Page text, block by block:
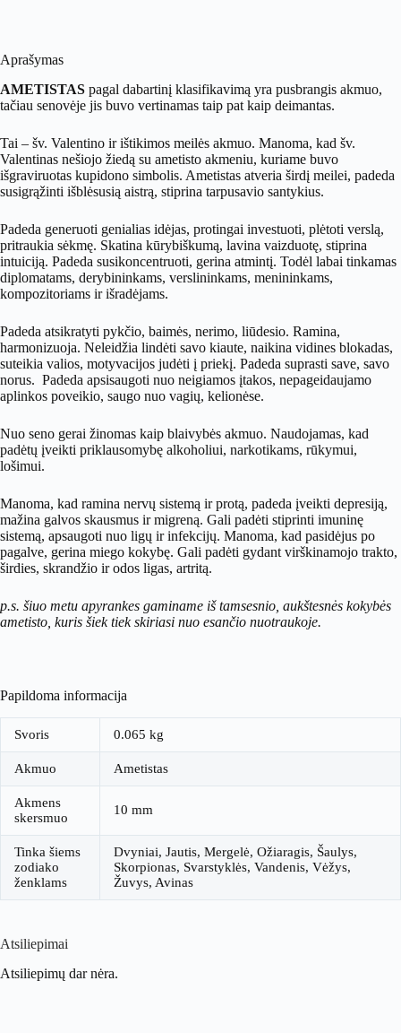
Aprašymas
AMETISTAS pagal dabartinį klasifikavimą yra pusbrangis akmuo,
tačiau senovėje jis buvo vertinamas taip pat kaip deimantas.
Tai – šv. Valentino ir ištikimos meilės akmuo. Manoma, kad šv.
Valentinas nešiojo žiedą su ametisto akmeniu, kuriame buvo
išgraviruotas kupidono simbolis. Ametistas atveria širdį meilei, padeda
susigrąžinti išblėsusią aistrą, stiprina tarpusavio santykius.
Padeda generuoti genialias idėjas, protingai investuoti, plėtoti verslą,
pritraukia sėkmę. Skatina kūrybiškumą, lavina vaizduotę, stiprina
intuiciją. Padeda susikoncentruoti, gerina atmintį. Todėl labai tinkamas
diplomatams, derybininkams, verslininkams, menininkams,
kompozitoriams ir išradėjams.
Padeda atsikratyti pykčio, baimės, nerimo, liūdesio. Ramina,
harmonizuoja. Neleidžia lindėti savo kiaute, naikina vidines blokadas,
suteikia valios, motyvacijos judėti į priekį. Padeda suprasti save, savo
norus. Padeda apsisaugoti nuo neigiamos įtakos, nepageidaujamo
aplinkos poveikio, saugo nuo vagių, kelionėse.
Nuo seno gerai žinomas kaip blaivybės akmuo. Naudojamas, kad
padėtų įveikti priklausomybę alkoholiui, narkotikams, rūkymui,
lošimui.
Manoma, kad ramina nervų sistemą ir protą, padeda įveikti depresiją,
mažina galvos skausmus ir migreną. Gali padėti stiprinti imuninę
sistemą, apsaugoti nuo ligų ir infekcijų. Manoma, kad pasidėjus po
pagalve, gerina miego kokybę. Gali padėti gydant virškinamojo trakto,
širdies, skrandžio ir odos ligas, artritą.
p.s. šiuo metu apyrankes gaminame iš tamsesnio, aukštesnės kokybės
ametisto, kuris šiek tiek skiriasi nuo esančio nuotraukoje.
Papildoma informacija
Svoris 0.065 kg
Akmuo Ametistas
Akmens
skersmuo
10 mm
Tinka šiems
zodiako
ženklams
Dvyniai, Jautis, Mergelė, Ožiaragis, Šaulys,
Skorpionas, Svarstyklės, Vandenis, Vėžys,
Žuvys, Avinas
Atsiliepimai
Atsiliepimų dar nėra.